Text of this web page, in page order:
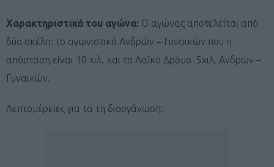
Χαρακτηριστικά του αγώνα: Ο αγώνας αποτελείται από
δύο σκέλη: το αγωνιστικό Ανδρών – Γυναικών που η
απόσταση είναι 10 χιλ. και το Λαϊκό Δρόμο 5χιλ. Ανδρών –
Γυναικών.
Λεπτομέρειες για τα τη διοργάνωση: